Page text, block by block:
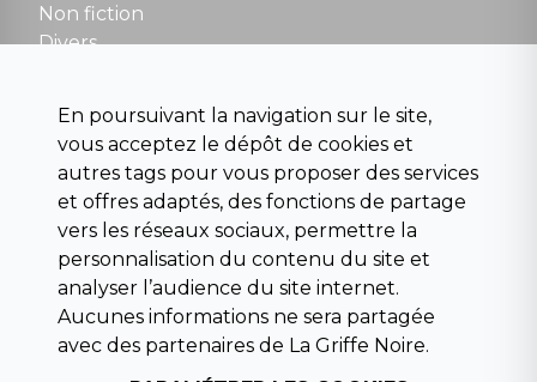
Non fiction
Divers
Para scolaire
Histoire
Pochoteque
Pleiade
INFORMATIONS
Droit de rétractation
En poursuivant la navigation sur le site,
vous acceptez le dépôt de cookies et
autres tags pour vous proposer des services
et offres adaptés, des fonctions de partage
vers les réseaux sociaux, permettre la
personnalisation du contenu du site et
analyser l’audience du site internet.
Aucunes informations ne sera partagée
avec des partenaires de La Griffe Noire.